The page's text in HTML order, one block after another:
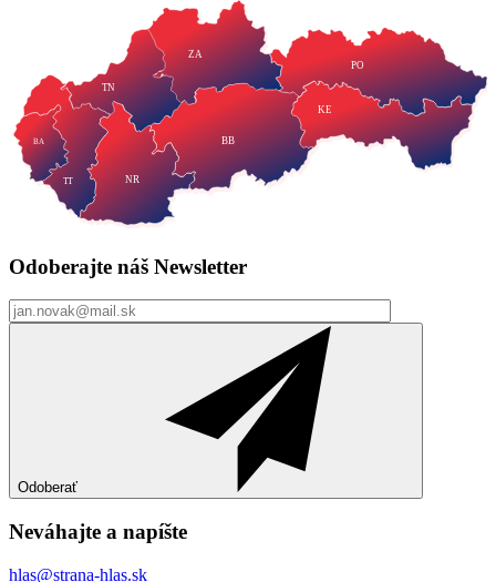
TT NR
TN
ZA
BB
PO
KE
BA
Odoberajte náš Newsletter
Odoberať
Neváhajte a napíšte
hlas@strana-hlas.sk